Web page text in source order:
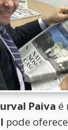
Paiva é
pode